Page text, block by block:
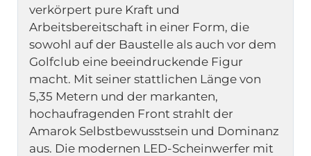
verkörpert pure Kraft und
Arbeitsbereitschaft in einer Form, die
sowohl auf der Baustelle als auch vor dem
Golfclub eine beeindruckende Figur
macht. Mit seiner stattlichen Länge von
5,35 Metern und der markanten,
hochaufragenden Front strahlt der
Amarok Selbstbewusstsein und Dominanz
aus. Die modernen LED-Scheinwerfer mit